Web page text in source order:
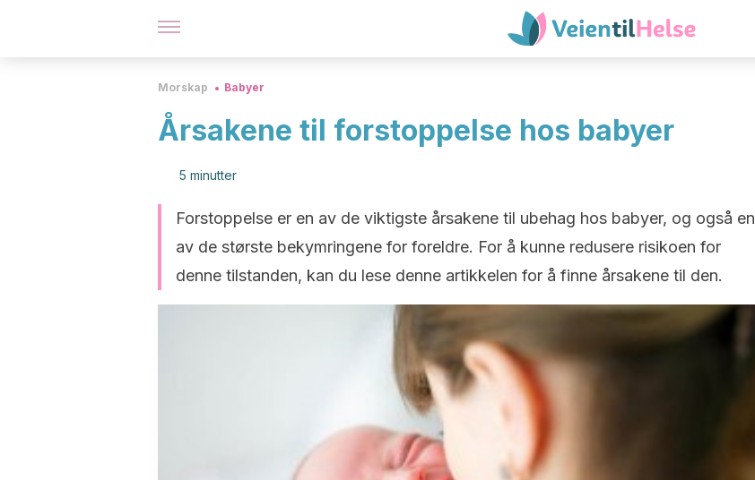
Morskap Babyer
Årsakene til forstoppelse hos babyer
5 minutter
Forstoppelse er en av de viktigste årsakene til ubehag hos babyer, og også en
av de største bekymringene for foreldre. For å kunne redusere risikoen for
denne tilstanden, kan du lese denne artikkelen for å finne årsakene til den.